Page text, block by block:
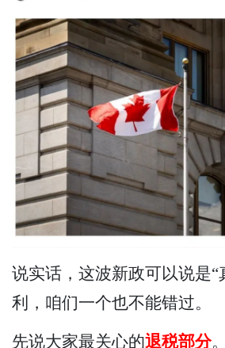
说实话，这波新政可以说是“
利，咱们一个也不能错过。
先说大家最关心的退税部分